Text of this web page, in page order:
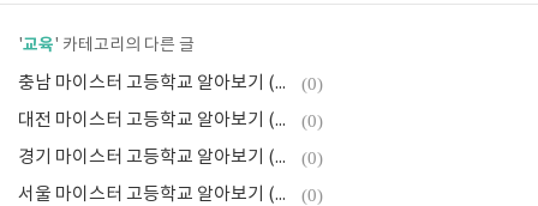
'교육' 카테고리의 다른 글
충남 마이스터 고등학교 알아보기 (2025년) (0)
대전 마이스터 고등학교 알아보기 (2025년) (0)
경기 마이스터 고등학교 알아보기 (2025년) (0)
서울 마이스터 고등학교 알아보기 (2025년) (0)